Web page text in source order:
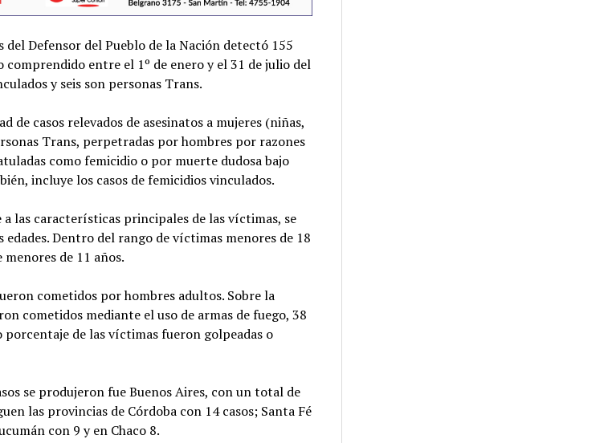
del Defensor del Pueblo de la Nación detectó 155
entre el 1º de enero y el 31 de julio del
y seis son personas Trans.
de casos relevados de asesinatos a mujeres (niñas,
Trans, perpetradas por hombres por razones
como femicidio o por muerte dudosa bajo
incluye los casos de femicidios vinculados.
las características principales de las víctimas, se
Dentro del rango de víctimas menores de 18
menores de 11 años.
cometidos por hombres adultos. Sobre la
cometidos mediante el uso de armas de fuego, 38
de las víctimas fueron golpeadas o
se produjeron fue Buenos Aires, con un total de
las provincias de Córdoba con 14 casos; Santa Fé
con 9 y en Chaco 8.